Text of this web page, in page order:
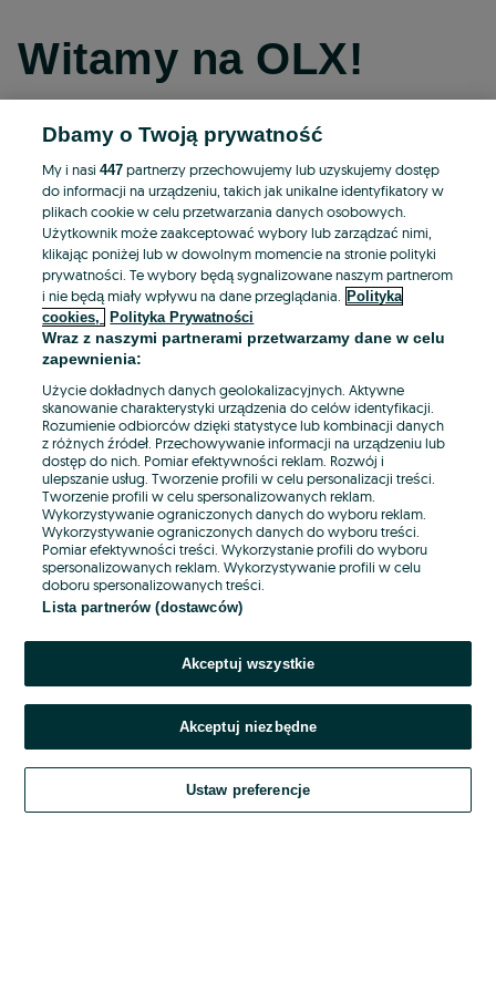
Witamy na OLX!
Kontynuuj przez Facebooka
Kontynuuj przez konto Apple
Kontynuuj przez konto Google
LUB
E-mail
Hasło
Nie pamiętasz hasła?
Zaloguj się
Kontynuując za pośrednictwem jednego z dostawców wskazanych powyżej,
Regulamin serwisu OLX.pl w jego aktualnym brzmieniu.
Dbamy o Twoją prywatność
My i nasi447 partnerzy przechowujemy lub uzyskujemy dostęp
do informacji na urządzeniu, takich jak unikalne identyfikatory w
plikach cookie w celu przetwarzania danych osobowych.
Użytkownik może zaakceptować wybory lub zarządzać nimi,
klikając poniżej lub w dowolnym momencie na stronie polityki
prywatności. Te wybory będą sygnalizowane naszym partnerom
i nie będą miały wpływu na dane przeglądania.
Polityka
cookies,
Polityka Prywatności
Wraz z naszymi partnerami przetwarzamy dane w celu
zapewnienia:
Użycie dokładnych danych geolokalizacyjnych. Aktywne
skanowanie charakterystyki urządzenia do celów identyfikacji.
Rozumienie odbiorców dzięki statystyce lub kombinacji danych
z różnych źródeł. Przechowywanie informacji na urządzeniu lub
dostęp do nich. Pomiar efektywności reklam. Rozwój i
ulepszanie usług. Tworzenie profili w celu personalizacji treści.
Tworzenie profili w celu spersonalizowanych reklam.
Wykorzystywanie ograniczonych danych do wyboru reklam.
Wykorzystywanie ograniczonych danych do wyboru treści.
Pomiar efektywności treści. Wykorzystanie profili do wyboru
spersonalizowanych reklam. Wykorzystywanie profili w celu
doboru spersonalizowanych treści.
Lista partnerów (dostawców)
Akceptuj wszystkie
Akceptuj niezbędne
Ustaw preferencje